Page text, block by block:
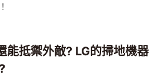
能抵禦外敵? LG的掃地機器